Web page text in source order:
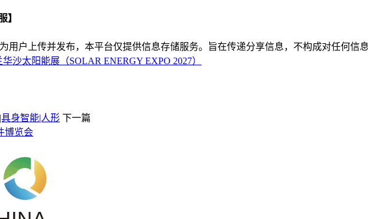
】
用户上传并发布，本平台仅提供信息存储服务。旨在传递分享信息，不构成对任何信
沙太阳能展（SOLAR ENERGY EXPO 2027）
身智能|人形 下一篇
博览会